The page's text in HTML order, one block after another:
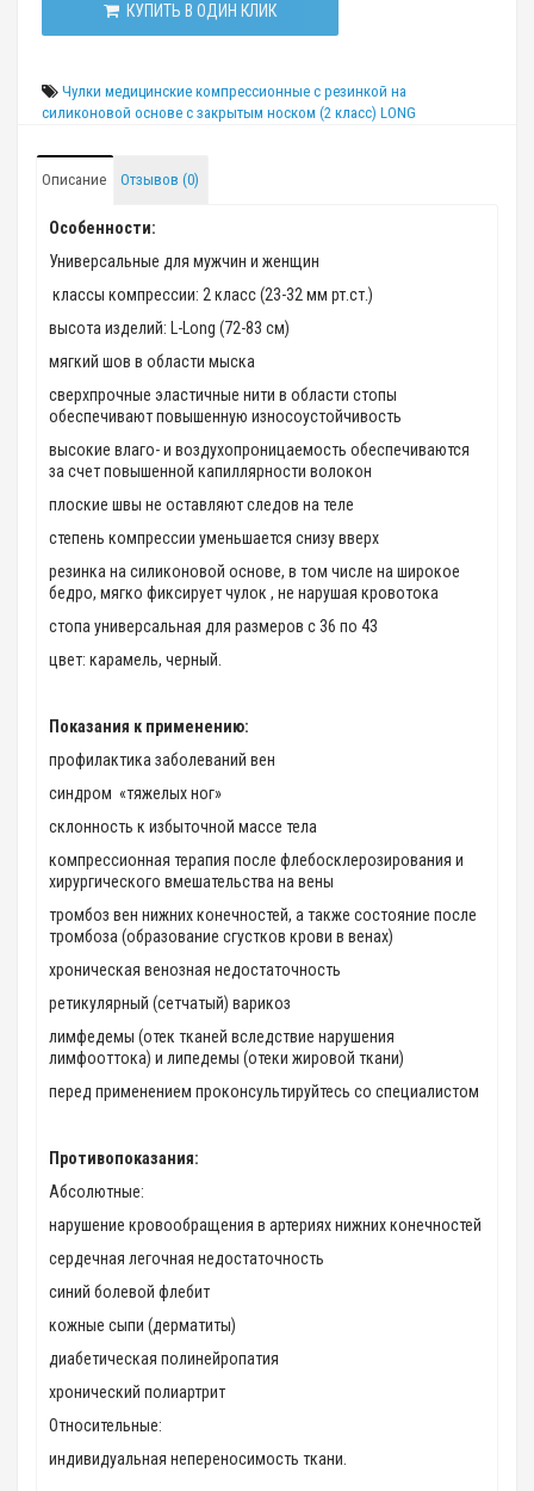
КУПИТЬ В ОДИН КЛИК
Чулки медицинские компрессионные с резинкой на
силиконовой основе с закрытым носком (2 класс) LONG
Описание Отзывов (0)
Особенности:
Универсальные для мужчин и женщин
классы компрессии: 2 класс (23-32 мм рт.ст.)
высота изделий: L-Long (72-83 см)
мягкий шов в области мыска
сверхпрочные эластичные нити в области стопы
обеспечивают повышенную износоустойчивость
высокие влаго- и воздухопроницаемость обеспечиваются
за счет повышенной капиллярности волокон
плоские швы не оставляют следов на теле
степень компрессии уменьшается снизу вверх
резинка на силиконовой основе, в том числе на широкое
бедро, мягко фиксирует чулок , не нарушая кровотока
стопа универсальная для размеров с 36 по 43
цвет: карамель, черный.
Показания к применению:
профилактика заболеваний вен
синдром «тяжелых ног»
склонность к избыточной массе тела
компрессионная терапия после флебосклерозирования и
хирургического вмешательства на вены
тромбоз вен нижних конечностей, а также состояние после
тромбоза (образование сгустков крови в венах)
хроническая венозная недостаточность
ретикулярный (сетчатый) варикоз
лимфедемы (отек тканей вследствие нарушения
лимфооттока) и липедемы (отеки жировой ткани)
перед применением проконсультируйтесь со специалистом
Противопоказания:
Абсолютные:
нарушение кровообращения в артериях нижних конечностей
сердечная легочная недостаточность
синий болевой флебит
кожные сыпи (дерматиты)
диабетическая полинейропатия
хронический полиартрит
Относительные:
индивидуальная непереносимость ткани.